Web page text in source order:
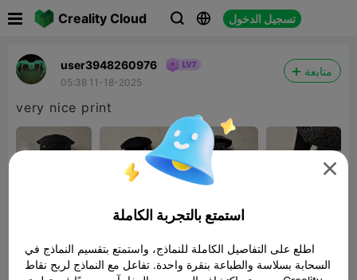
Creality Cloud   تسجيل الدخول
user3948260976
05:38 11-18-2025
متابعة
very nice print

استمتع بالتجربة الكاملة
اطلع على التفاصيل الكاملة للنماذج، واستمتع بتقسيم النماذج في
السحابة بسلاسة والطباعة بنقرة واحدة. تفاعل مع النماذج لربح نقاط